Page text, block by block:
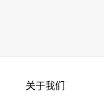
关于我们